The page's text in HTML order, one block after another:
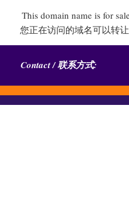
This domain name is for
您正在访问的域名可以转
Contact / 联系方式: